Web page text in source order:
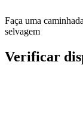
Faça uma
selvagem
Verificar